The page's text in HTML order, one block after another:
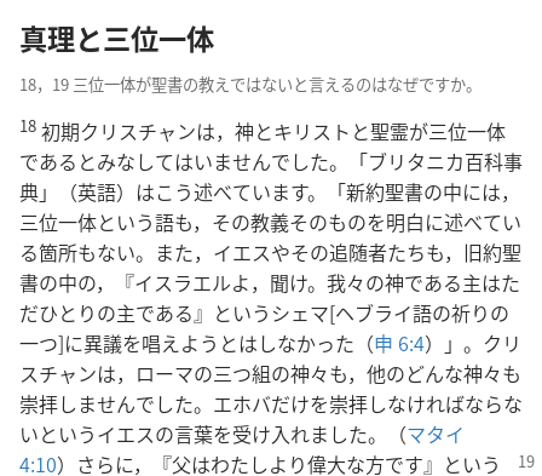
真理と三位一体
18，19 三位一体が聖書の教えではないと言えるのはなぜですか。
18 初期クリスチャンは，神とキリストと聖霊が三位一体
であるとみなしてはいませんでした。「ブリタニカ百科事
典」（英語）はこう述べています。「新約聖書の中には，
三位一体という語も，その教義そのものを明白に述べてい
る箇所もない。また，イエスやその追随者たちも，旧約聖
書の中の，『イスラエルよ，聞け。我々の神である主はた
だひとりの主である』というシェマ[ヘブライ語の祈りの
一つ]に異議を唱えようとはしなかった（申 6:4）」。クリ
スチャンは，ローマの三つ組の神々も，他のどんな神々も
崇拝しませんでした。エホバだけを崇拝しなければならな
いというイエスの言葉を受け入れました。（マタイ
4:10）さらに，『父はわたしより偉大な方です』という